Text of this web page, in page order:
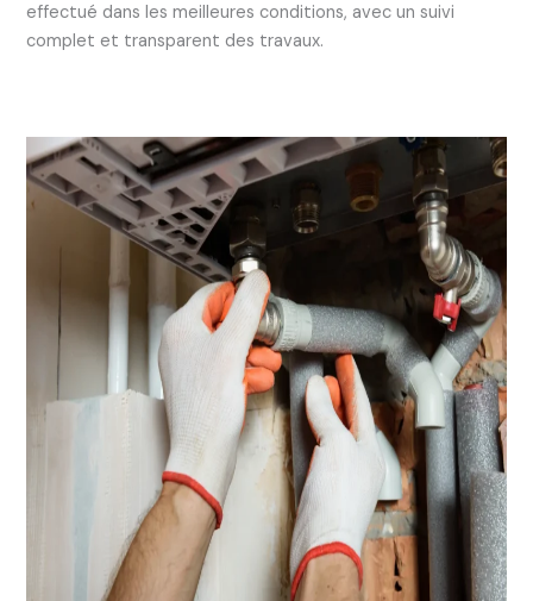
effectué dans les meilleures conditions, avec un suivi
complet et transparent des travaux.